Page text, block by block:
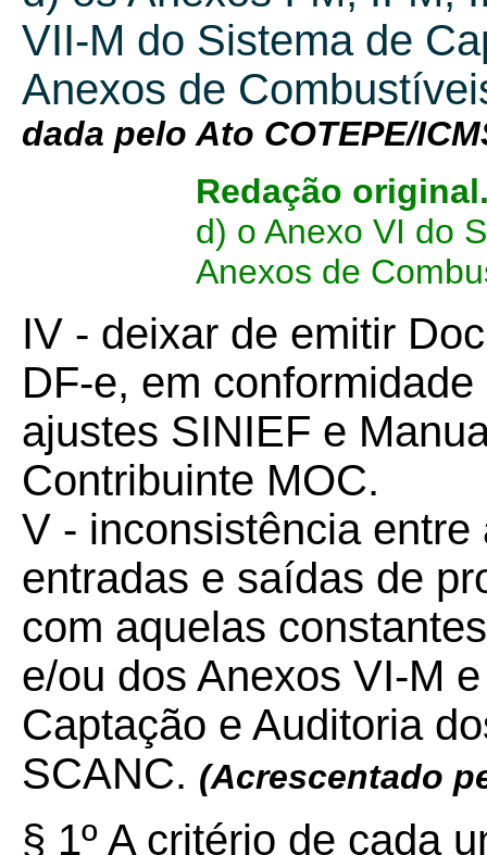
VII-M do Sistema de
Anexos de
dada pelo Ato COTEPE/
Redação
d) o Anexo VI do
Anexos de
IV - deixar de emitir
DF-e, em
ajustes SINIEF e
Contribuinte MOC.
V - inconsistência
entradas e saídas de
com aquelas
e/ou dos Anexos VI-M
Captação e Auditoria
SCANC. (Acrescentado
§ 1º A critério de cada